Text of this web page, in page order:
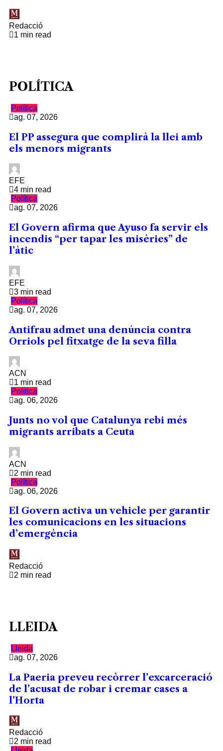
Redacció
1 min read
POLÍTICA
Política
ag. 07, 2026
El PP assegura que complirà la llei amb
els menors migrants
EFE
4 min read
Política
ag. 07, 2026
El Govern afirma que Ayuso fa servir els
incendis “per tapar les misèries” de
l’àtic
EFE
3 min read
Política
ag. 07, 2026
Antifrau admet una denúncia contra
Orriols pel fitxatge de la seva filla
ACN
1 min read
Política
ag. 06, 2026
Junts no vol que Catalunya rebi més
migrants arribats a Ceuta
ACN
2 min read
Política
ag. 06, 2026
El Govern activa un vehicle per garantir
les comunicacions en les situacions
d’emergència
Redacció
2 min read
LLEIDA
Lleida
ag. 07, 2026
La Paeria preveu recòrrer l’excarceració
de l’acusat de robar i cremar cases a
l’Horta
Redacció
2 min read